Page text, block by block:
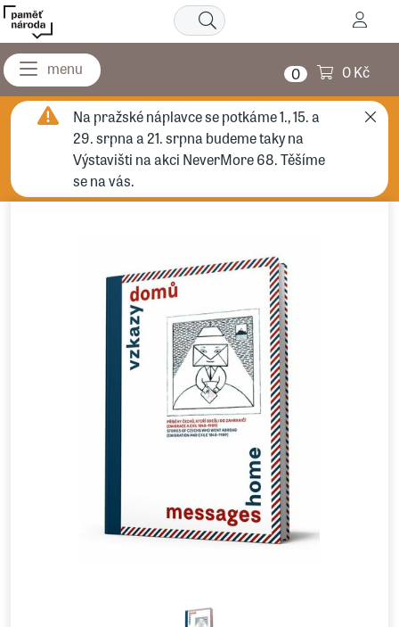
0 0 Kč
Na pražské náplavce se potkáme 1., 15. a
29. srpna a 21. srpna budeme taky na
Výstavišti na akci NeverMore 68. Těšíme
se na vás.